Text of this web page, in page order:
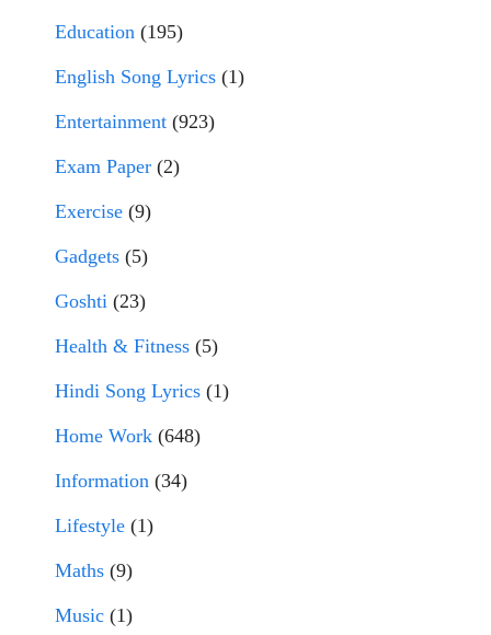
Education (195)
English Song Lyrics (1)
Entertainment (923)
Exam Paper (2)
Exercise (9)
Gadgets (5)
Goshti (23)
Health & Fitness (5)
Hindi Song Lyrics (1)
Home Work (648)
Information (34)
Lifestyle (1)
Maths (9)
Music (1)